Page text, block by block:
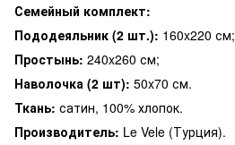
Семейный комплект:
Пододеяльник (2 шт.): 160x220 см;
Простынь: 240x260 см;
Наволочка (2 шт): 50x70 см.
Ткань: сатин, 100% хлопок.
Производитель: Le Vele (Турция).